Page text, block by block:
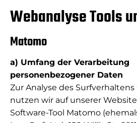
Webanalyse Tools
Matomo
a) Umfang der Verarbeitung
personenbezogener Daten
Zur Analyse des
nutzen wir auf unserer
Software-Tool Matomo